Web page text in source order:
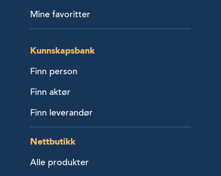
Mine favoritter
Kunnskapsbank
Finn person
Finn aktør
Finn leverandør
Nettbutikk
Alle produkter